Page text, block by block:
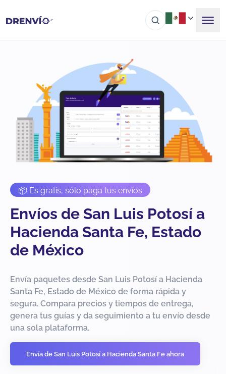
📦 Es gratis, sólo paga tus envíos
Envíos de San Luis Potosí a
Hacienda Santa Fe, Estado
de México
Envía paquetes desde San Luis Potosí a Hacienda
Santa Fe, Estado de México de forma rápida y
segura. Compara precios y tiempos de entrega,
genera tus guías y da seguimiento a tu envío desde
una sola plataforma.
Envía de San Luis Potosí a Hacienda Santa Fe ahora